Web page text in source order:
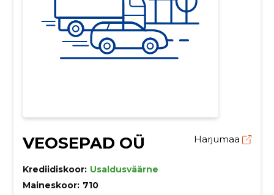
VEOSEPAD OÜ Harjumaa
Krediidiskoor: Usaldusväärne
Maineskoor: 710